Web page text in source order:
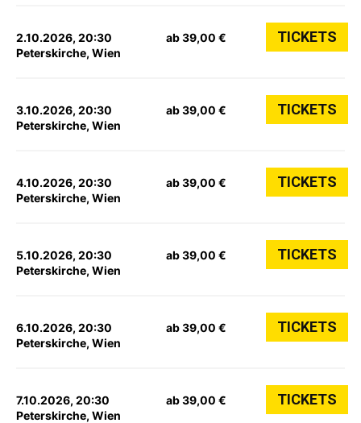
2.10.2026, 20:30
Peterskirche, Wien
ab 39,00 € TICKETS
3.10.2026, 20:30
Peterskirche, Wien
ab 39,00 € TICKETS
4.10.2026, 20:30
Peterskirche, Wien
ab 39,00 € TICKETS
5.10.2026, 20:30
Peterskirche, Wien
ab 39,00 € TICKETS
6.10.2026, 20:30
Peterskirche, Wien
ab 39,00 € TICKETS
7.10.2026, 20:30
Peterskirche, Wien
ab 39,00 € TICKETS